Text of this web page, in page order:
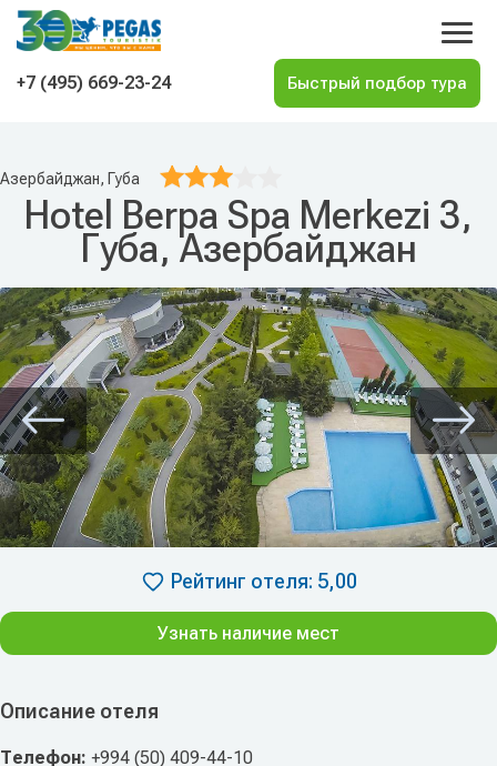
На главную
+7 (495) 669-23-24
Азербайджан, Губа
Hotel Berpa Spa Merkezi 3,
Губа, Азербайджан
Описание отеля
Телефон: +994 (50) 409-44-10
Рейтинг отеля: 5,00
Узнать наличие мест